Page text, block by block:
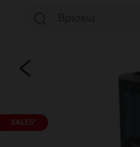
SALES*